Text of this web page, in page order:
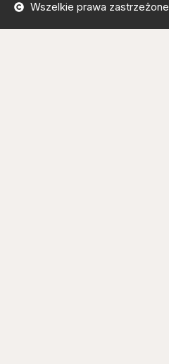
Wszelkie prawa zastrzeżone